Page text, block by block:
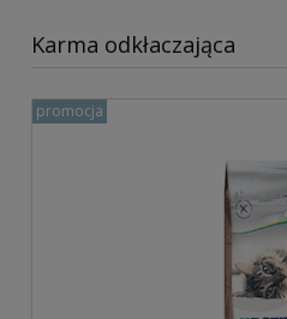
Karma odkłaczająca
promocja